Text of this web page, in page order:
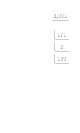
1,001
171
2
139